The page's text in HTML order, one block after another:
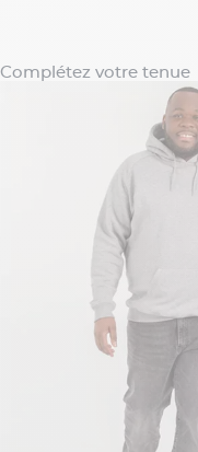
Complétez votre tenue